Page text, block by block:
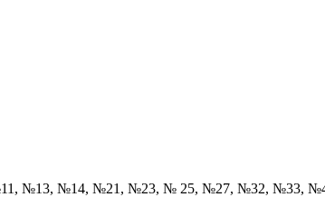
№13, №14, №21, №23, № 25, №27, №32, №33,